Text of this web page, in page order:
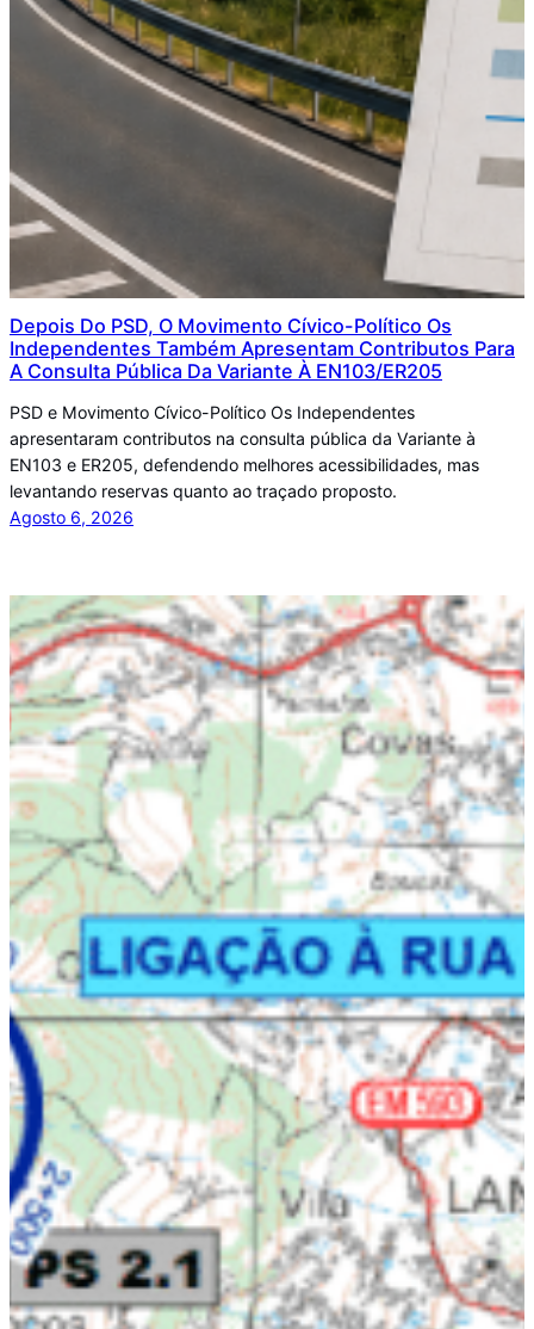
Depois Do PSD, O Movimento Cívico-Político Os
Independentes Também Apresentam Contributos Para
A Consulta Pública Da Variante À EN103/ER205
PSD e Movimento Cívico-Político Os Independentes
apresentaram contributos na consulta pública da Variante à
EN103 e ER205, defendendo melhores acessibilidades, mas
levantando reservas quanto ao traçado proposto.
Agosto 6, 2026